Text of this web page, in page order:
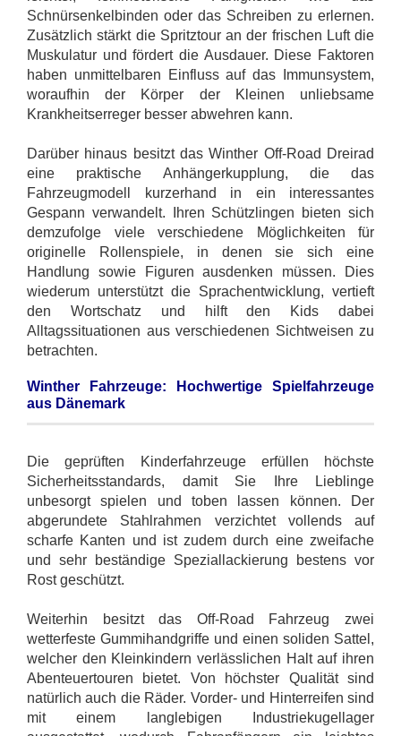
Schnürsenkelbinden oder das Schreiben zu erlernen.
Zusätzlich stärkt die Spritztour an der frischen Luft die
Muskulatur und fördert die Ausdauer. Diese Faktoren
haben unmittelbaren Einfluss auf das Immunsystem,
woraufhin der Körper der Kleinen unliebsame
Krankheitserreger besser abwehren kann.
Darüber hinaus besitzt das Winther Off-Road Dreirad
eine praktische Anhängerkupplung, die das
Fahrzeugmodell kurzerhand in ein interessantes
Gespann verwandelt. Ihren Schützlingen bieten sich
demzufolge viele verschiedene Möglichkeiten für
originelle Rollenspiele, in denen sie sich eine
Handlung sowie Figuren ausdenken müssen. Dies
wiederum unterstützt die Sprachentwicklung, vertieft
den Wortschatz und hilft den Kids dabei
Alltagssituationen aus verschiedenen Sichtweisen zu
betrachten.
Winther Fahrzeuge: Hochwertige Spielfahrzeuge
aus Dänemark
Die geprüften Kinderfahrzeuge erfüllen höchste
Sicherheitsstandards, damit Sie Ihre Lieblinge
unbesorgt spielen und toben lassen können. Der
abgerundete Stahlrahmen verzichtet vollends auf
scharfe Kanten und ist zudem durch eine zweifache
und sehr beständige Speziallackierung bestens vor
Rost geschützt.
Weiterhin besitzt das Off-Road Fahrzeug zwei
wetterfeste Gummihandgriffe und einen soliden Sattel,
welcher den Kleinkindern verlässlichen Halt auf ihren
Abenteuertouren bietet. Von höchster Qualität sind
natürlich auch die Räder. Vorder- und Hinterreifen sind
mit einem langlebigen Industriekugellager